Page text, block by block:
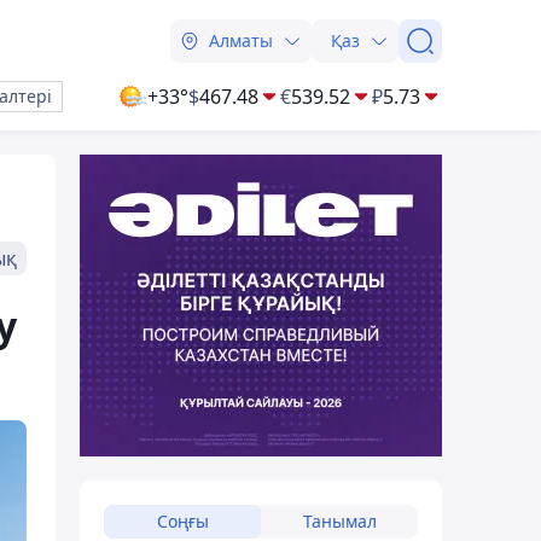
Алматы Қаз
+33°$467.48 €539.52 ₽5.73
Соңғы Танымал